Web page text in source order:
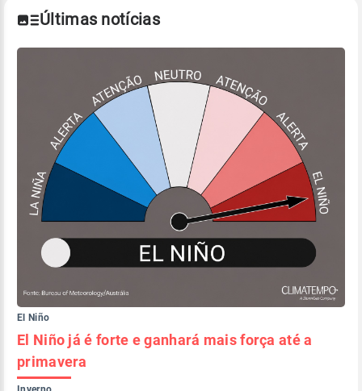
Últimas notícias
El Niño
El Niño já é forte e ganhará mais força até a
primavera